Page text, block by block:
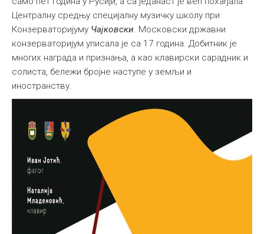
Централну средњу специјалну музичку школу при
Конзерваторијуму Чајковски. Московски државни
конзерваторијум уписала је са 17 година. Добитник је
многих награда и признања, а као клавирски сарадник и
солиста, бележи бројне наступе у земљи и
иностранству.